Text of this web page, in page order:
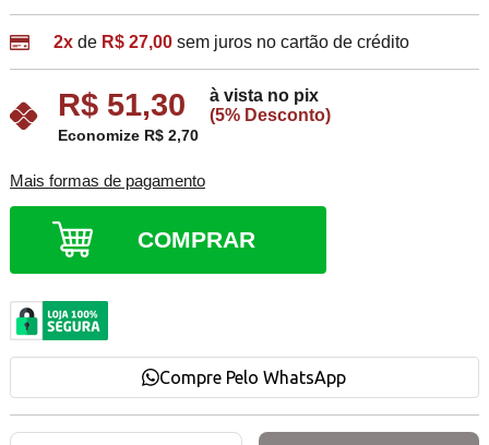
2xde R$ 27,00 sem juros no cartão de crédito
R$ 51,30
à vista no pix
(5% Desconto)
Economize R$ 2,70
Mais formas de pagamento
COMPRAR
Compre Pelo WhatsApp